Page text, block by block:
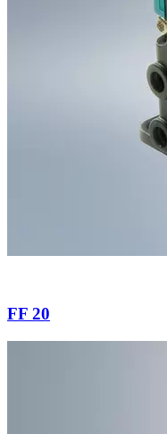
FF 20